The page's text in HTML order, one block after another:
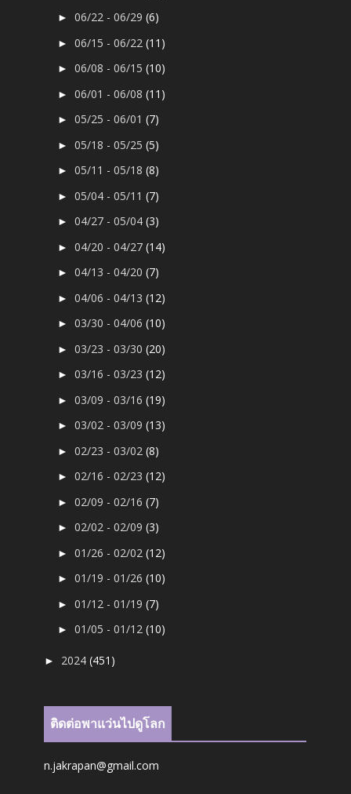
►06/22 - 06/29(6)
►06/15 - 06/22(11)
►06/08 - 06/15(10)
►06/01 - 06/08(11)
►05/25 - 06/01(7)
►05/18 - 05/25(5)
►05/11 - 05/18(8)
►05/04 - 05/11(7)
►04/27 - 05/04(3)
►04/20 - 04/27(14)
►04/13 - 04/20(7)
►04/06 - 04/13(12)
►03/30 - 04/06(10)
►03/23 - 03/30(20)
►03/16 - 03/23(12)
►03/09 - 03/16(19)
►03/02 - 03/09(13)
►02/23 - 03/02(8)
►02/16 - 02/23(12)
►02/09 - 02/16(7)
►02/02 - 02/09(3)
►01/26 - 02/02(12)
►01/19 - 01/26(10)
►01/12 - 01/19(7)
►01/05 - 01/12(10)
► 2024(451)
ติดต่อพาแว่นไปดูโลก
n.jakrapan@gmail.com